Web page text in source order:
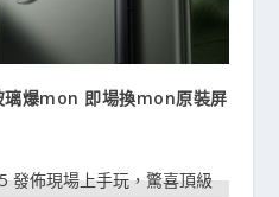
爆mon 即場換mon原裝屏